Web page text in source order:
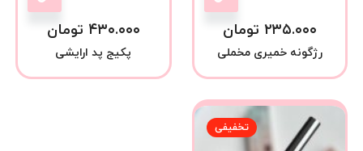
۲۳۵.۰۰۰ تومان
رژگونه خمیری مخملی
۴۳۰.۰۰۰ تومان
پکیج پد ارایشی
تخفیفی